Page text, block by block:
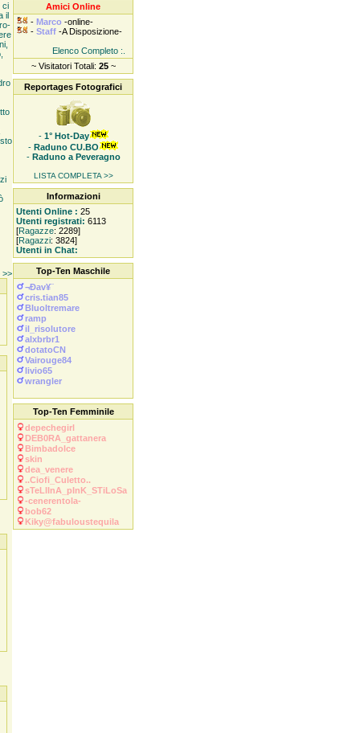
ci
il
>>
Amici Online
- Marco -online-
- Staff -A Disposizione-
Elenco Completo :.
~ Visitatori Totali: 25~
Reportages Fotografici
- 1° Hot-Day
- Raduno CU.BO
- Raduno a Peveragno
LISTA COMPLETA >>
Informazioni
Utenti Online : 25
Utenti registrati: 6113
[Ragazze: 2289]
[Ragazzi: 3824]
Utenti in Chat:
Top-Ten Maschile
¬Ðav¥¨
cris.tian85
Bluoltremare
ramp
il_risolutore
alxbrbr1
dotatoCN
Vairouge84
livio65
wrangler
Top-Ten Femminile
depechegirl
DEB0RA_gattanera
Bimbadolce
skin
dea_venere
..Ciofi_Culetto..
sTeLlInA_pInK_STiLoSa
-cenerentola-
bob62
Kiky@fabuloustequila